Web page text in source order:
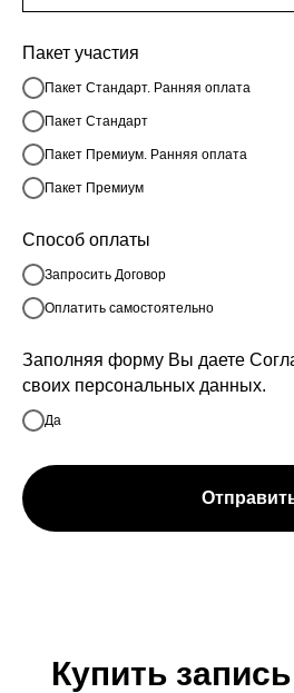
Пакет участия
Пакет Стандарт. Ранняя оплата
Пакет Стандарт
Пакет Премиум. Ранняя оплата
Пакет Премиум
Способ оплаты
Запросить Договор
Оплатить самостоятельно
Заполняя форму Вы даете
своих персональных данных.
Да
Купить